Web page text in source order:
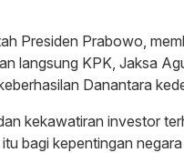
Presiden Prabowo,
langsung KPK, Jaksa
Danantara
kekawatiran investor
bagi kepentingan